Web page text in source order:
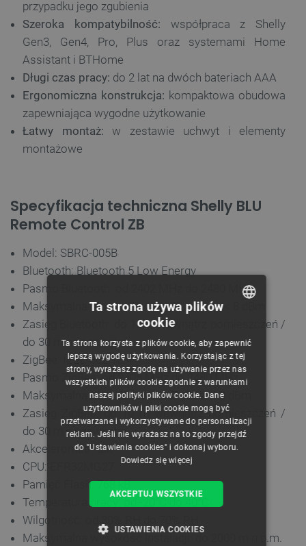
przypadku jego zgubienia
Szeroka kompatybilność: współpraca z Shelly
Gen3, Gen4, Pro, Plus oraz systemami Home
Assistant i BTHome
Długi czas pracy: do 2 lat na dwóch bateriach AAA
Ergonomiczna konstrukcja: kompaktowa obudowa
zapewniająca wygodne użytkowanie
Łatwy montaż: w zestawie uchwyt i elementy
montażowe
Specyfikacja techniczna Shelly BLU
Remote Control ZB
Model: SBRC-005B
Bluetooth: Bluetooth 5 Low Energy
Pasmo Bluetooth: od 2402 MHz do 2480 MHz
Maksymalna moc nadawcza Bluetooth: < 8 dBm
Zasięg Bluetooth: do 10 m wewnątrz pomieszczeń /
do 30 m na zewnątrz
ZigBee: IEEE 802.15.4
Pasmo ZigBee: od 2405 MHz do 2480 MHz
Maksymalna moc nadawcza ZigBee: < 8 dBm
Zasięg ZigBee: do 10 m wewnątrz pomieszczeń /
do 30 m na zewnątrz
Akcelerometr: tak
CPU: EFR32MG27
Pamięć Flash: 768 kB
Temperatura pracy: od -20°C do 40°C
Wilgotność: od 30% RH do 70% RH
Maksymalna wysokość instalacji: do 2000 m n.p.m.
CZECH
ENGLISH
GERMAN
Ta strona używa plików
cookie
Ta strona korzysta z plików cookie, aby zapewnić
lepszą wygodę użytkowania. Korzystając z tej
strony, wyrażasz zgodę na używanie przez nas
wszystkich plików cookie zgodnie z warunkami
naszej polityki plików cookie. Dane
użytkowników i pliki cookie mogą być
przetwarzane i wykorzystywane do personalizacji
reklam. Jeśli nie wyrażasz na to zgody przejdź
do "Ustawienia cookies" i dokonaj wyboru.
Dowiedz się więcej
AKCEPTUJ WSZYSTKIE
USTAWIENIA COOKIES